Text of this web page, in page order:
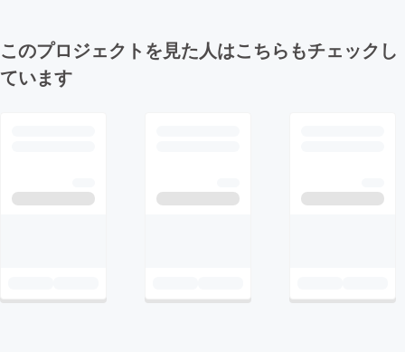
このプロジェクトを見た人はこちらもチェックし
ています